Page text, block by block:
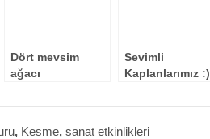
Dört mevsim
ağacı
Sevimli
Kaplanlarımız :)
, Kesme, sanat etkinlikleri